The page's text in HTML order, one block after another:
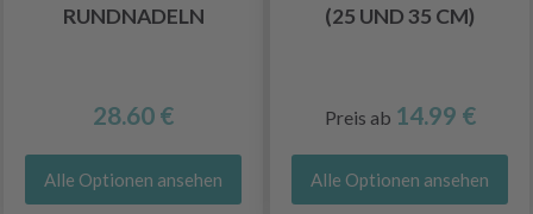
RUNDNADELN
28.60 €
Alle Optionen ansehen
(25 UND 35 CM)
Preis ab 14.99 €
Alle Optionen ansehen